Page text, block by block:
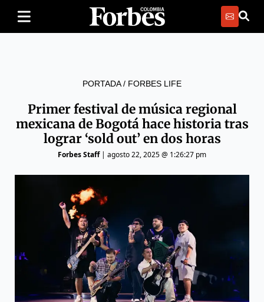
PORTADA/ FORBES LIFE
Primer festival de música regional
mexicana de Bogotá hace historia tras
lograr ‘sold out’ en dos horas
Forbes Staff| agosto 22, 2025 @ 1:26:27 pm